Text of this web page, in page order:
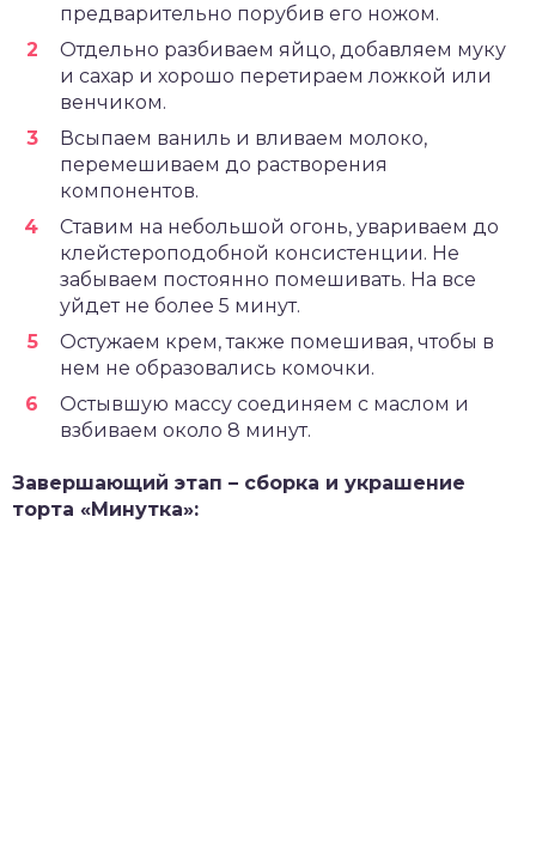
предварительно порубив его ножом.
Отдельно разбиваем яйцо, добавляем муку
и сахар и хорошо перетираем ложкой или
венчиком.
Всыпаем ваниль и вливаем молоко,
перемешиваем до растворения
компонентов.
Ставим на небольшой огонь, увариваем до
клейстероподобной консистенции. Не
забываем постоянно помешивать. На все
уйдет не более 5 минут.
Остужаем крем, также помешивая, чтобы в
нем не образовались комочки.
Остывшую массу соединяем с маслом и
взбиваем около 8 минут.
Завершающий этап – сборка и украшение
торта «Минутка»: